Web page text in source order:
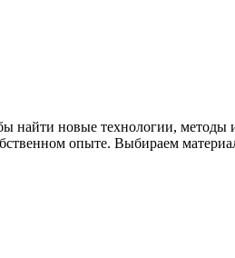
найти новые технологии,
опыте. Выбираем